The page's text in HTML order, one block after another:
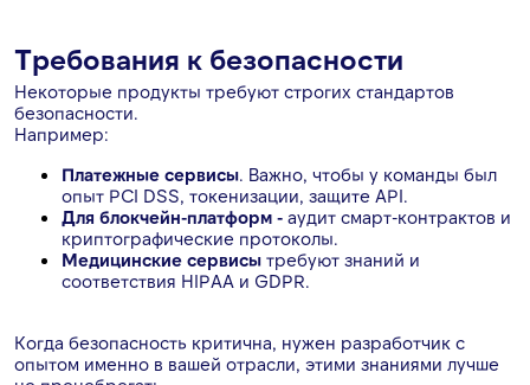
Требования к безопасности
Некоторые продукты требуют строгих стандартов
безопасности.
Например:
Платежные сервисы. Важно, чтобы у команды был
опыт PCI DSS, токенизации, защите API.
Для блокчейн-платформ - аудит смарт-контрактов и
криптографические протоколы.
Медицинские сервисы требуют знаний и
соответствия HIPAA и GDPR.
Когда безопасность критична, нужен разработчик с
опытом именно в вашей отрасли, этими знаниями лучше